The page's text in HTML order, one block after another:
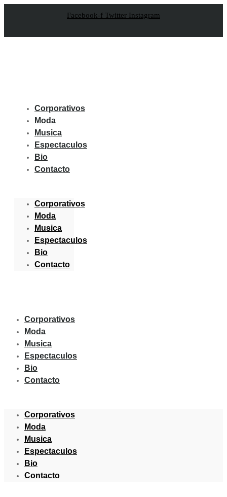
Facebook-f Twitter Instagram
Corporativos
Moda
Musica
Espectaculos
Bio
Contacto
Corporativos
Moda
Musica
Espectaculos
Bio
Contacto
Corporativos
Moda
Musica
Espectaculos
Bio
Contacto
Corporativos
Moda
Musica
Espectaculos
Bio
Contacto